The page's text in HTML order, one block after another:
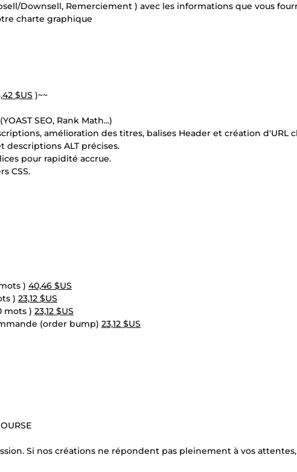
Downsell, Remerciement ) avec les informations que vous
charte graphique
$US )~~
SEO, Rank Math...)
amélioration des titres, balises Header et création d'URL
descriptions ALT précises.
pour rapidité accrue.
CSS.
) 40,46 $US
) 23,12 $US
mots ) 23,12 $US
(order bump) 23,12 $US
Si nos créations ne répondent pas pleinement à vos